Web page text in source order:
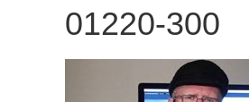
観
01220-300